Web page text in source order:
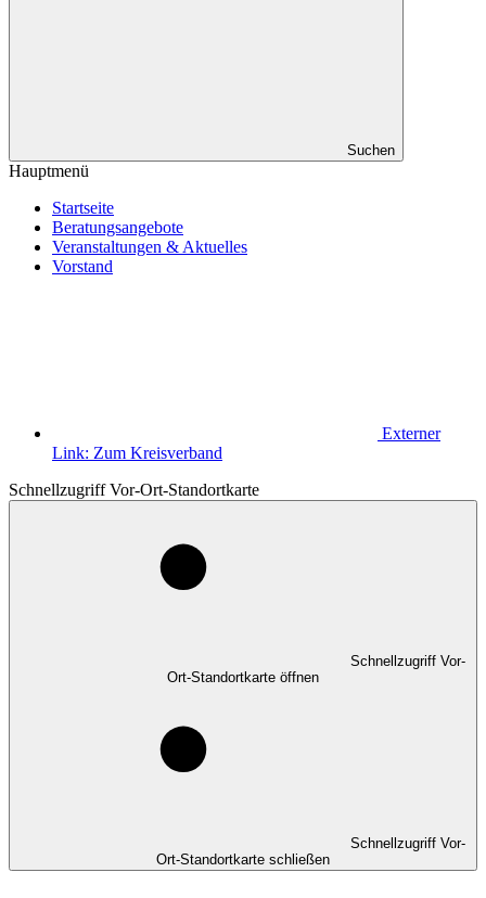
Suchen
Hauptmenü
Startseite
Beratungsangebote
Veranstaltungen & Aktuelles
Vorstand
Externer
Link: Zum Kreisverband
Schnellzugriff Vor-Ort-Standortkarte
Schnellzugriff Vor-
Ort-Standortkarte öffnen
Schnellzugriff Vor-
Ort-Standortkarte schließen